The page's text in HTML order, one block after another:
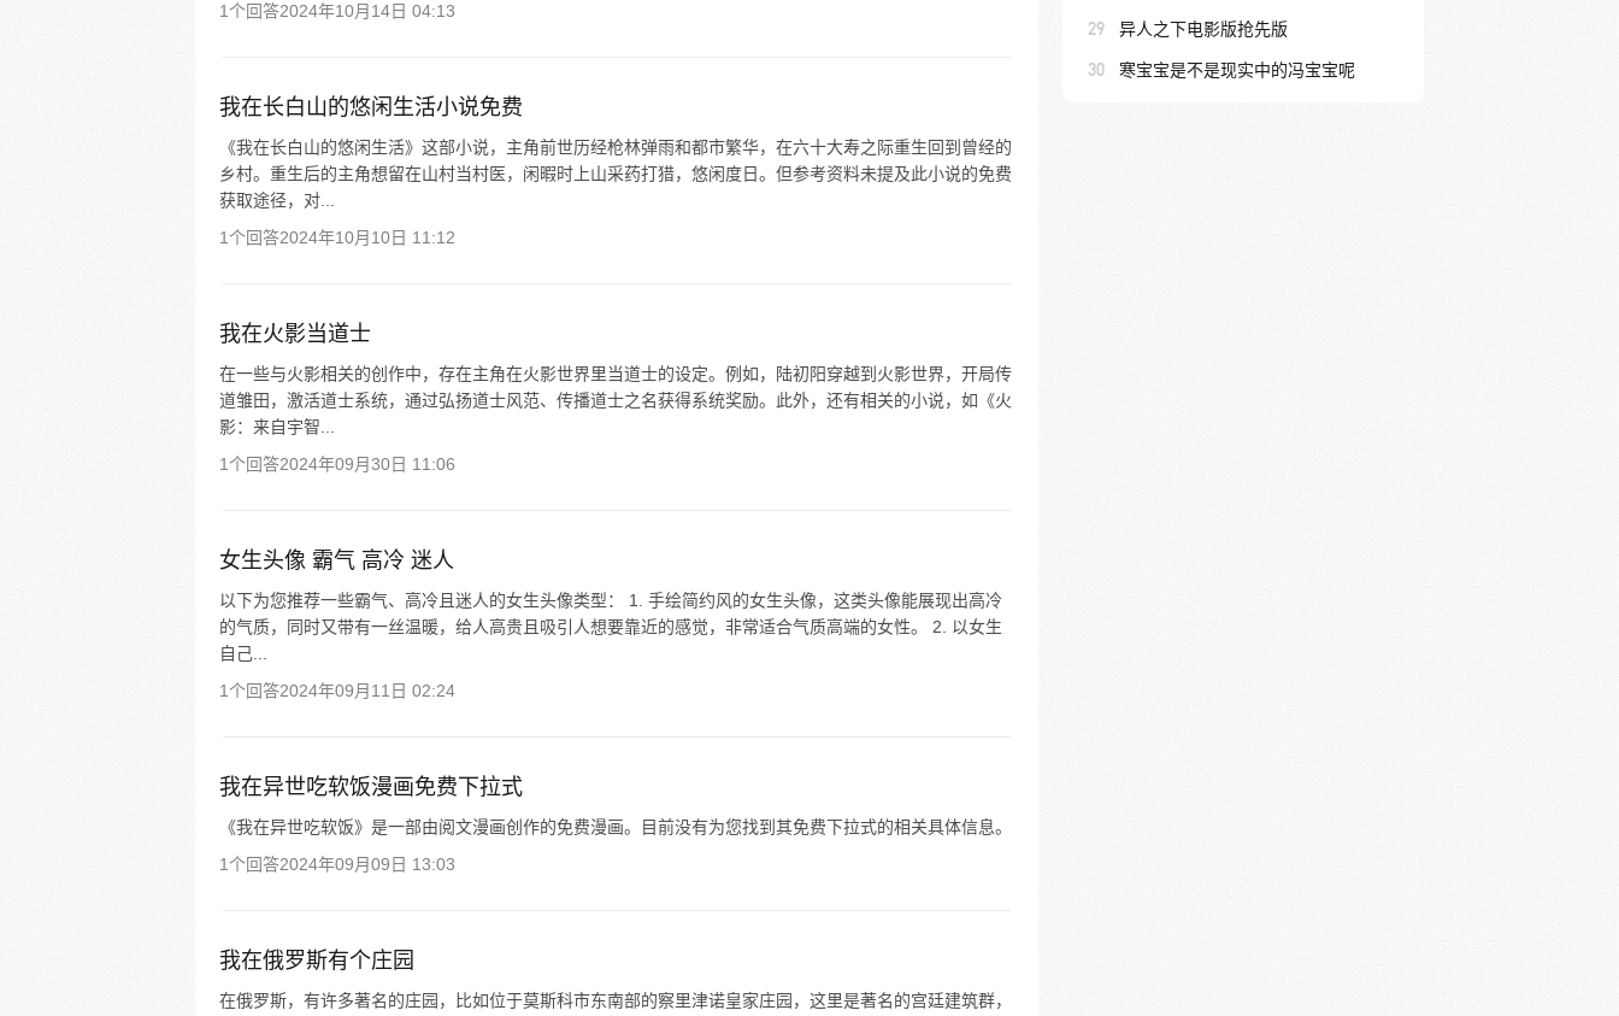
1个回答2024年10月14日 04:13
我在长白山的悠闲生活小说免费
《我在长白山的悠闲生活》这部小说，主角前世历经枪林弹雨和都市繁华，在六十大寿之际重生回到曾经的
乡村。重生后的主角想留在山村当村医，闲暇时上山采药打猎，悠闲度日。但参考资料未提及此小说的免费
获取途径，对...
1个回答2024年10月10日 11:12
我在火影当道士
在一些与火影相关的创作中，存在主角在火影世界里当道士的设定。例如，陆初阳穿越到火影世界，开局传
道雏田，激活道士系统，通过弘扬道士风范、传播道士之名获得系统奖励。此外，还有相关的小说，如《火
影：来自宇智...
1个回答2024年09月30日 11:06
女生头像 霸气 高冷 迷人
以下为您推荐一些霸气、高冷且迷人的女生头像类型： 1. 手绘简约风的女生头像，这类头像能展现出高冷
的气质，同时又带有一丝温暖，给人高贵且吸引人想要靠近的感觉，非常适合气质高端的女性。 2. 以女生
自己...
1个回答2024年09月11日 02:24
我在异世吃软饭漫画免费下拉式
《我在异世吃软饭》是一部由阅文漫画创作的免费漫画。目前没有为您找到其免费下拉式的相关具体信息。
1个回答2024年09月09日 13:03
我在俄罗斯有个庄园
在俄罗斯，有许多著名的庄园，比如位于莫斯科市东南部的察里津诺皇家庄园，这里是著名的宫廷建筑群，
29 异人之下电影版抢先版
30 寒宝宝是不是现实中的冯宝宝呢